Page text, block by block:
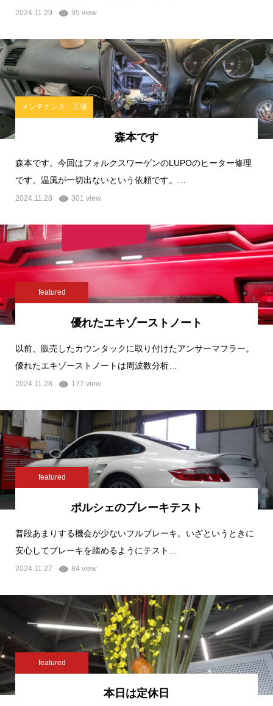
2024.11.29 95 view
メンテナンス・工場
森本です
森本です。今回はフォルクスワーゲンのLUPOのヒーター修理
です。温風が一切出ないという依頼です。…
2024.11.28 301 view
featured
優れたエキゾーストノート
以前、販売したカウンタックに取り付けたアンサーマフラー。
優れたエキゾーストノートは周波数分析…
2024.11.28 177 view
featured
ポルシェのブレーキテスト
普段あまりする機会が少ないフルブレーキ。いざというときに
安心してブレーキを踏めるようにテスト…
2024.11.27 84 view
featured
本日は定休日